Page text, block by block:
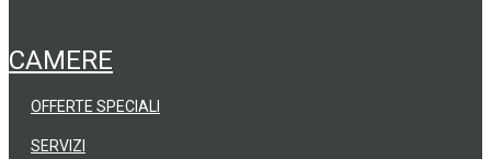
CAMERE
OFFERTE SPECIALI
SERVIZI